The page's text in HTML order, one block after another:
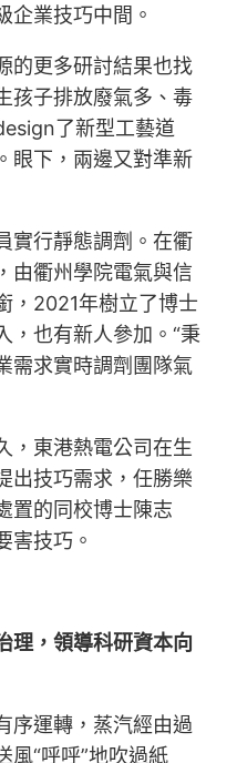
企業技巧中間。
的更多研討結果也找
孩子排放廢氣多、毒
了新型工藝道
眼下，兩邊又對準新
實行靜態調劑。在衢
由衢州學院電氣與信
，2021年樹立了博士
，也有新人參加。“秉
需求實時調劑團隊氣
，東港熱電公司在生
出技巧需求，任勝樂
置的同校博士陳志
害技巧。
理，領導科研資本向
序運轉，蒸汽經由過
風“呼呼”地吹過紙